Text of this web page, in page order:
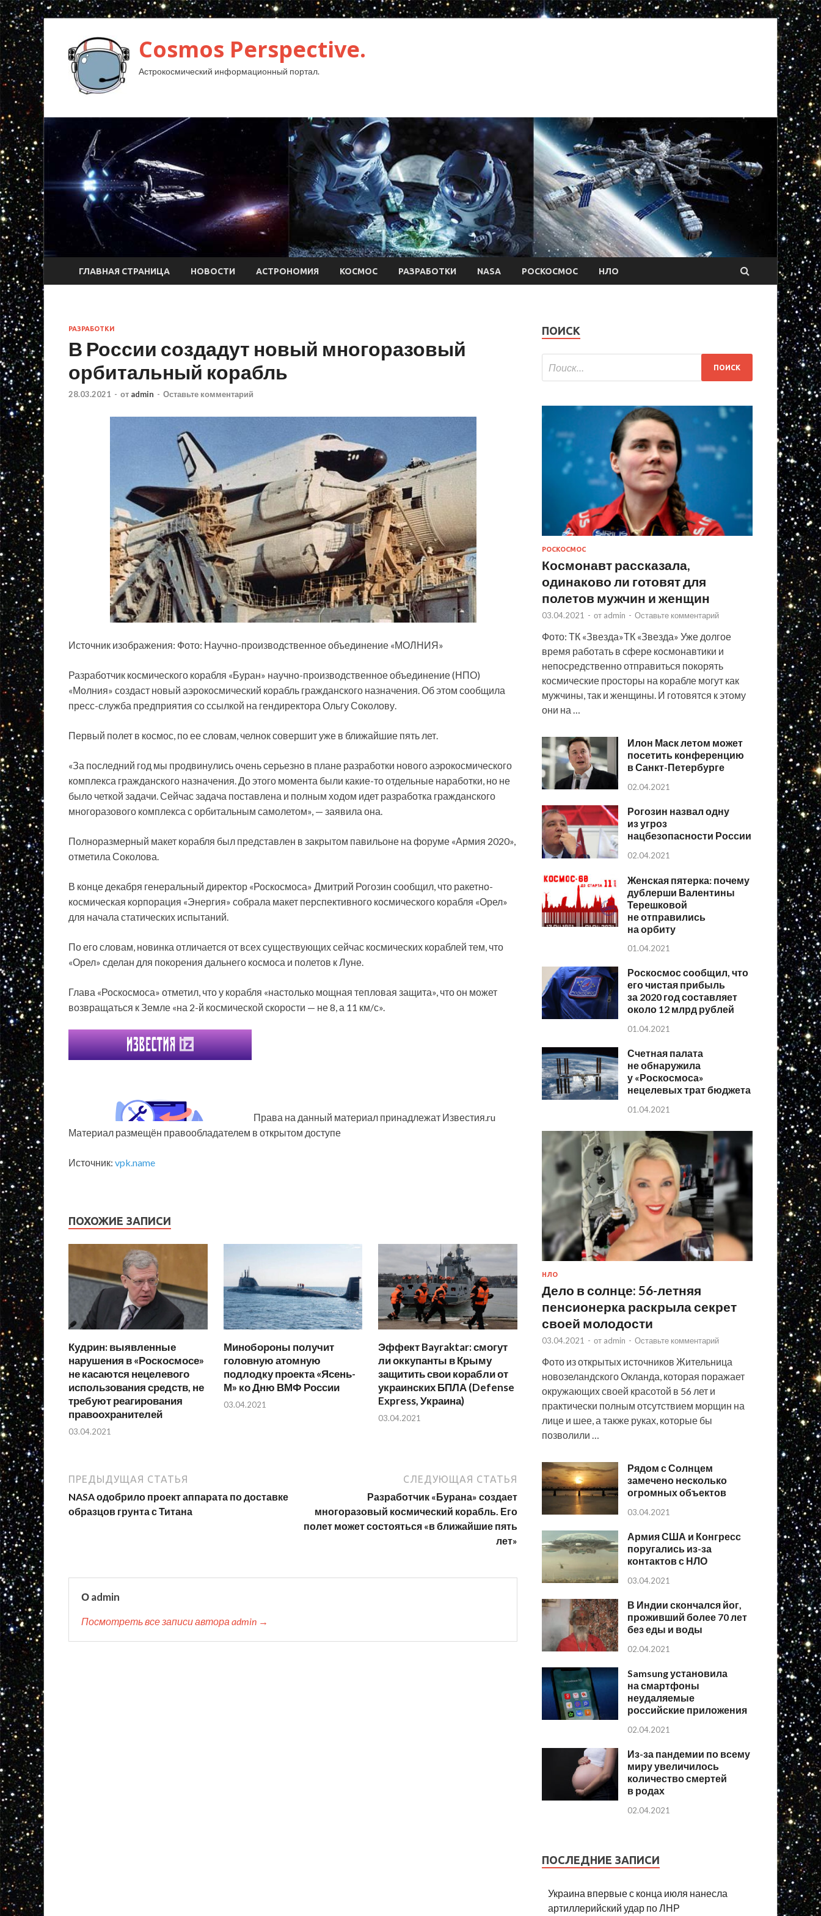
Cosmos Perspective.
Астрокосмический информационный портал.
ГЛАВНАЯ СТРАНИЦА НОВОСТИ АСТРОНОМИЯ КОСМОС РАЗРАБОТКИ NASA РОСКОСМОС НЛО
РАЗРАБОТКИ
В России создадут новый многоразовый
орбитальный корабль
28.03.2021 - от admin - Оставьте комментарий
Источник изображения: Фото: Научно-производственное объединение «МОЛНИЯ»
Разработчик космического корабля «Буран» научно-производственное объединение (НПО)
«Молния» создаст новый аэрокосмический корабль гражданского назначения. Об этом сообщила
пресс-служба предприятия со ссылкой на гендиректора Ольгу Соколову.
Первый полет в космос, по ее словам, челнок совершит уже в ближайшие пять лет.
«За последний год мы продвинулись очень серьезно в плане разработки нового аэрокосмического
комплекса гражданского назначения. До этого момента были какие-то отдельные наработки, но не
было четкой задачи. Сейчас задача поставлена и полным ходом идет разработка гражданского
многоразового комплекса с орбитальным самолетом», — заявила она.
Полноразмерный макет корабля был представлен в закрытом павильоне на форуме «Армия 2020»,
отметила Соколова.
В конце декабря генеральный директор «Роскосмоса» Дмитрий Рогозин сообщил, что ракетно-
космическая корпорация «Энергия» собрала макет перспективного космического корабля «Орел»
для начала статических испытаний.
По его словам, новинка отличается от всех существующих сейчас космических кораблей тем, что
«Орел» сделан для покорения дальнего космоса и полетов к Луне.
Глава «Роскосмоса» отметил, что у корабля «настолько мощная тепловая защита», что он может
возвращаться к Земле «на 2-й космической скорости — не 8, а 11 км/с».
Права на данный материал принадлежат Известия.ru
Материал размещён правообладателем в открытом доступе
Источник: vpk.name
ПОХОЖИЕ ЗАПИСИ
Кудрин: выявленные
нарушения в «Роскосмосе»
не касаются нецелевого
использования средств, не
требуют реагирования
правоохранителей
03.04.2021
Минобороны получит
головную атомную
подлодку проекта «Ясень-
М» ко Дню ВМФ России
03.04.2021
Эффект Bayraktar: смогут
ли оккупанты в Крыму
защитить свои корабли от
украинских БПЛА (Defense
Express, Украина)
03.04.2021
ПРЕДЫДУЩАЯ СТАТЬЯ
NASA одобрило проект аппарата по доставке
образцов грунта с Титана
СЛЕДУЮЩАЯ СТАТЬЯ
Разработчик «Бурана» создает
многоразовый космический корабль. Его
полет может состояться «в ближайшие пять
лет»
О admin
Посмотреть все записи автора admin →
ПОИСК
РОСКОСМОС
Космонавт рассказала,
одинаково ли готовят для
полетов мужчин и женщин
03.04.2021 - от admin - Оставьте комментарий
Фото: ТК «Звезда»ТК «Звезда» Уже долгое
время работать в сфере космонавтики и
непосредственно отправиться покорять
космические просторы на корабле могут как
мужчины, так и женщины. И готовятся к этому
они на …
Илон Маск летом может
посетить конференцию
в Санкт-Петербурге
02.04.2021
Рогозин назвал одну
из угроз
нацбезопасности России
02.04.2021
Женская пятерка: почему
дублерши Валентины
Терешковой
не отправились
на орбиту
01.04.2021
Роскосмос сообщил, что
его чистая прибыль
за 2020 год составляет
около 12 млрд рублей
01.04.2021
Счетная палата
не обнаружила
у «Роскосмоса»
нецелевых трат бюджета
01.04.2021
НЛО
Дело в солнце: 56-летняя
пенсионерка раскрыла секрет
своей молодости
03.04.2021 - от admin - Оставьте комментарий
Фото из открытых источников Жительница
новозеландского Окланда, которая поражает
окружающих своей красотой в 56 лет и
практически полным отсутствием морщин на
лице и шее, а также руках, которые бы
позволили …
Рядом с Солнцем
замечено несколько
огромных объектов
03.04.2021
Армия США и Конгресс
поругались из-за
контактов с НЛО
03.04.2021
В Индии скончался йог,
проживший более 70 лет
без еды и воды
02.04.2021
Samsung установила
на смартфоны
неудаляемые
российские приложения
02.04.2021
Из-за пандемии по всему
миру увеличилось
количество смертей
в родах
02.04.2021
ПОСЛЕДНИЕ ЗАПИСИ
Украина впервые с конца июля нанесла
артиллерийский удар по ЛНР